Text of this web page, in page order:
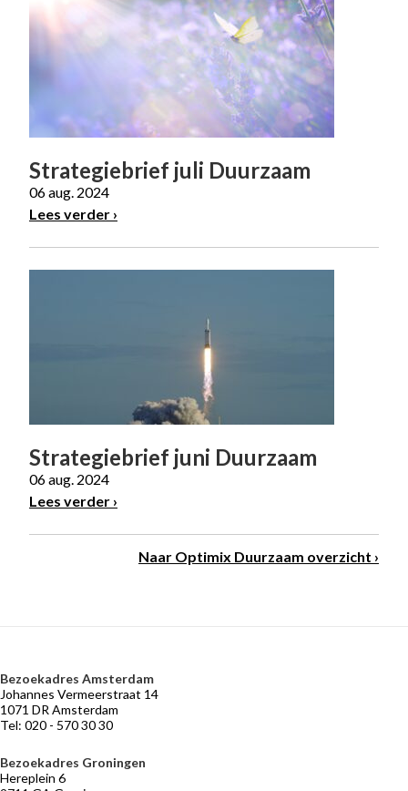
Strategiebrief juli Duurzaam
06 aug. 2024
Lees verder
Strategiebrief juni Duurzaam
06 aug. 2024
Lees verder
Naar Optimix Duurzaam overzicht
VERMOGENSBEHEER
Adviseurs
die
Optimix
Stichtingen
Desk
NIEUWS
Marktontwikkelingen
BELEGGERSGIRO
Beleggingsfondsen
Praktische
OVER
OPTIMIX
Historie
Medewerkers
Bezoekadres Amsterdam
Johannes Vermeerstraat 14
1071 DR Amsterdam
Tel: 020 - 570 30 30
Bezoekadres Groningen
Hereplein 6